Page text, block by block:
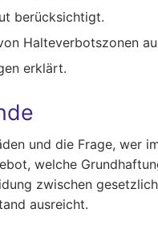
berücksichtigt.
Halteverbotszonen
erklärt.
und die Frage, wer
welche
zwischen
ausreicht.